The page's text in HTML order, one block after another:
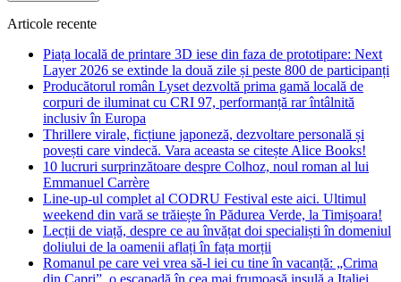
Articole recente
Piața locală de printare 3D iese din faza de prototipare: Next
Layer 2026 se extinde la două zile și peste 800 de participanți
Producătorul român Lyset dezvoltă prima gamă locală de
corpuri de iluminat cu CRI 97, performanță rar întâlnită
inclusiv în Europa
Thrillere virale, ficțiune japoneză, dezvoltare personală și
povești care vindecă. Vara aceasta se citește Alice Books!
10 lucruri surprinzătoare despre Colhoz, noul roman al lui
Emmanuel Carrère
Line-up-ul complet al CODRU Festival este aici. Ultimul
weekend din vară se trăiește în Pădurea Verde, la Timișoara!
Lecții de viață, despre ce au învățat doi specialiști în domeniul
doliului de la oamenii aflați în fața morții
Romanul pe care vei vrea să-l iei cu tine în vacanță: „Crima